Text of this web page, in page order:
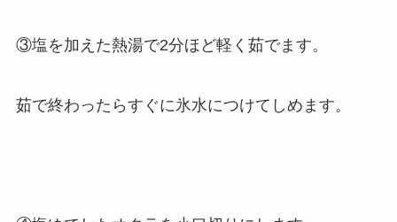
③塩を加えた熱湯で2分ほど軽く茹でます。
茹で終わったらすぐに氷水につけてしめます。